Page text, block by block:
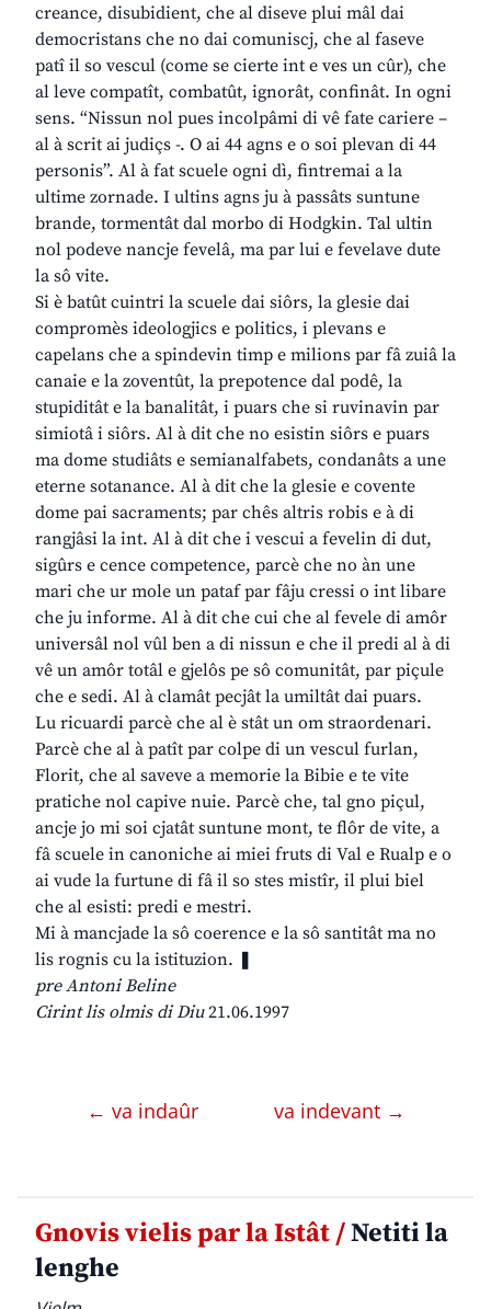
creance, disubidient, che al diseve plui mâl dai
democristans che no dai comuniscj, che al faseve
patî il so vescul (come se cierte int e ves un cûr), che
al leve compatît, combatût, ignorât, confinât. In ogni
sens. “Nissun nol pues incolpâmi di vê fate cariere –
al à scrit ai judiçs -. O ai 44 agns e o soi plevan di 44
personis”. Al à fat scuele ogni dì, fintremai a la
ultime zornade. I ultins agns ju à passâts suntune
brande, tormentât dal morbo di Hodgkin. Tal ultin
nol podeve nancje fevelâ, ma par lui e fevelave dute
la sô vite.
Si è batût cuintri la scuele dai siôrs, la glesie dai
compromès ideologjics e politics, i plevans e
capelans che a spindevin timp e milions par fâ zuiâ la
canaie e la zoventût, la prepotence dal podê, la
stupiditât e la banalitât, i puars che si ruvinavin par
simiotâ i siôrs. Al à dit che no esistin siôrs e puars
ma dome studiâts e semianalfabets, condanâts a une
eterne sotanance. Al à dit che la glesie e covente
dome pai sacraments; par chês altris robis e à di
rangjâsi la int. Al à dit che i vescui a fevelin di dut,
sigûrs e cence competence, parcè che no àn une
mari che ur mole un pataf par fâju cressi o int libare
che ju informe. Al à dit che cui che al fevele di amôr
universâl nol vûl ben a di nissun e che il predi al à di
vê un amôr totâl e gjelôs pe sô comunitât, par piçule
che e sedi. Al à clamât pecjât la umiltât dai puars.
Lu ricuardi parcè che al è stât un om straordenari.
Parcè che al à patît par colpe di un vescul furlan,
Florit, che al saveve a memorie la Bibie e te vite
pratiche nol capive nuie. Parcè che, tal gno piçul,
ancje jo mi soi cjatât suntune mont, te flôr de vite, a
fâ scuele in canoniche ai miei fruts di Val e Rualp e o
ai vude la furtune di fâ il so stes mistîr, il plui biel
che al esisti: predi e mestri.
Mi à mancjade la sô coerence e la sô santitât ma no
lis rognis cu la istituzion. ❚
pre Antoni Beline
Cirint lis olmis di Diu21.06.1997
← va indaûr va indevant →
Gnovis vielis par la Istât /Netiti la
lenghe